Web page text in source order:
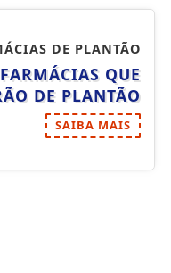
DE PLANTÃO
QUE
DE PLANTÃO
SAIBA MAIS